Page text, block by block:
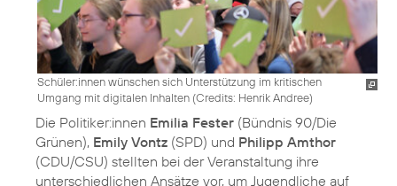
Schüler:innen wünschen sich Unterstützung im kritischen
Umgang mit digitalen Inhalten (Credits: Henrik Andree)
Die Politiker:innen Emilia Fester (Bündnis 90/Die
Grünen), Emily Vontz (SPD) und Philipp Amthor
(CDU/CSU) stellten bei der Veranstaltung ihre
unterschiedlichen Ansätze vor, um Jugendliche auf